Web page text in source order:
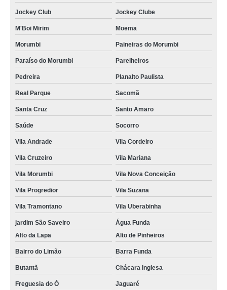
Jockey Club Jockey Clube
M'Boi Mirim Moema
Morumbi Paineiras do Morumbi
Paraíso do Morumbi Parelheiros
Pedreira Planalto Paulista
Real Parque Sacomã
Santa Cruz Santo Amaro
Saúde Socorro
Vila Andrade Vila Cordeiro
Vila Cruzeiro Vila Mariana
Vila Morumbi Vila Nova Conceição
Vila Progredior Vila Suzana
Vila Tramontano Vila Uberabinha
jardim São Saveiro
Água Funda
Alto da Lapa
Alto de Pinheiros
Bairro do Limão Barra Funda
Butantã Chácara Inglesa
Freguesia do Ó Jaguaré